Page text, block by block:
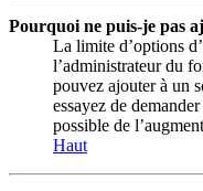
Pourquoi ne puis-je pas
La limite d’options
l’administrateur du
pouvez ajouter à un
essayez de
possible de
Haut